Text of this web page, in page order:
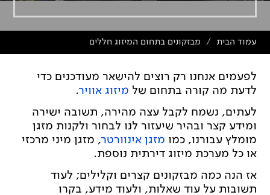
עמוד הבית / מבזקונים בתחום המיזוג חללים
לפעמים אנחנו רק רוצים להישאר מעודכנים כדי
לדעת מה קורה בתחום של מיזוג אוויר.
לעתים, נשמח לקבל עצה מהירה, תשובה ישירה
ומידע קצר ובהיר שיעזור לנו לבחור ולקנות מזגן
מומלץ עבורנו, כמו מזגן אינוורטר, מזגן מיני מרכזי
או כל מערכת מיזוג דירתית נוספת.
אז הנה כמה מבזקונים קצרים וקלילים; לעוד
תשובות על עוד שאלות, ולעוד מידע, בקרו